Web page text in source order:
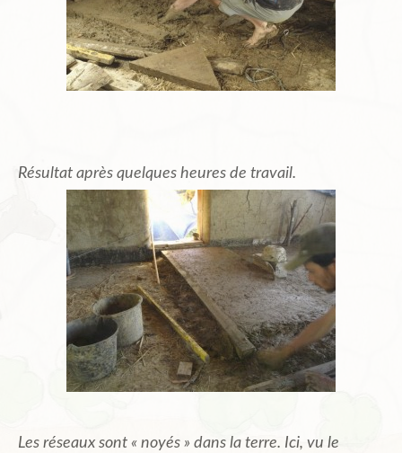
Résultat après quelques heures de travail.
Les réseaux sont « noyés » dans la terre. Ici, vu le